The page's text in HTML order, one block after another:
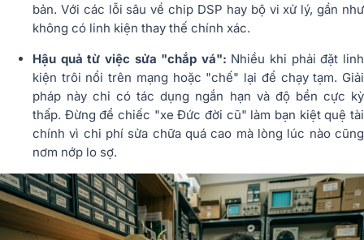
bản. Với các lỗi sâu về chip DSP hay bộ vi xử lý, gần như
không có linh kiện thay thế chính xác.
Hậu quả từ việc sửa "chắp vá": Nhiều khi phải đặt linh
kiện trôi nổi trên mạng hoặc "chế" lại để chạy tạm. Giải
pháp này chỉ có tác dụng ngắn hạn và độ bền cực kỳ
thấp. Đừng để chiếc "xe Đức đời cũ" làm bạn kiệt quệ tài
chính vì chi phí sửa chữa quá cao mà lòng lúc nào cũng
nơm nớp lo sợ.